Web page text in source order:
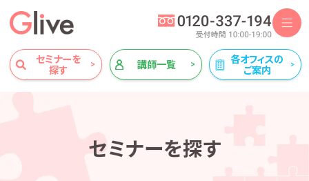
セミナーを
探す
講師一覧
各オフィスの
ご案内
セミナーを探す